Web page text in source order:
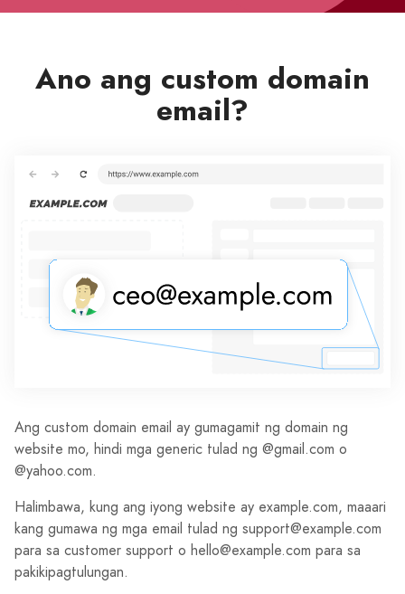
Ano ang custom domain
email?
Ang custom domain email ay gumagamit ng domain ng
website mo, hindi mga generic tulad ng @gmail.com o
@yahoo.com.
Halimbawa, kung ang iyong website ay example.com, maaari
kang gumawa ng mga email tulad ng support@example.com
para sa customer support o hello@example.com para sa
pakikipagtulungan.